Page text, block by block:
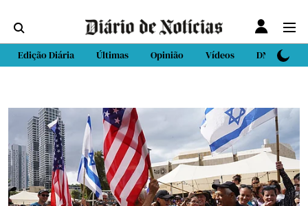
Edição Diária Últimas Opinião Vídeos DN Sport